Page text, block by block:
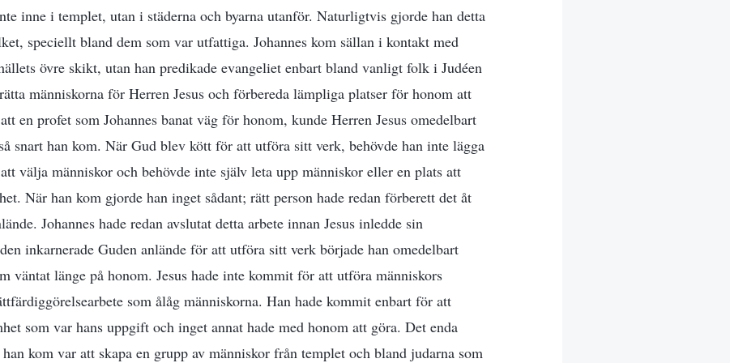
inne i templet, utan i städerna och byarna utanför. Naturligtvis gjorde han detta
speciellt bland dem som var utfattiga. Johannes kom sällan i kontakt med
övre skikt, utan han predikade evangeliet enbart bland vanligt folk i Judéen
människorna för Herren Jesus och förbereda lämpliga platser för honom att
en profet som Johannes banat väg för honom, kunde Herren Jesus omedelbart
snart han kom. När Gud blev kött för att utföra sitt verk, behövde han inte lägga
välja människor och behövde inte själv leta upp människor eller en plats att
När han kom gjorde han inget sådant; rätt person hade redan förberett det åt
Johannes hade redan avslutat detta arbete innan Jesus inledde sin
inkarnerade Guden anlände för att utföra sitt verk började han omedelbart
väntat länge på honom. Jesus hade inte kommit för att utföra människors
som ålåg människorna. Han hade kommit enbart för att
som var hans uppgift och inget annat hade med honom att göra. Det enda
kom var att skapa en grupp av människor från templet och bland judarna som